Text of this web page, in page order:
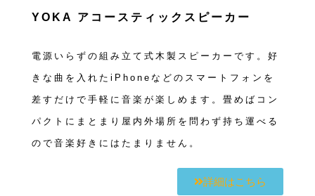
YOKA アコースティックスピーカー
電源いらずの組み立て式木製スピーカーです。好
きな曲を入れたiPhoneなどのスマートフォンを
差すだけで手軽に音楽が楽しめます。畳めばコン
パクトにまとまり屋内外場所を問わず持ち運べる
ので音楽好きにはたまりません。
詳細はこちら